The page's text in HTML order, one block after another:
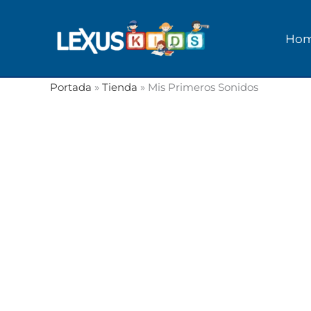
Portada » Tienda » Mis Primeros Sonidos